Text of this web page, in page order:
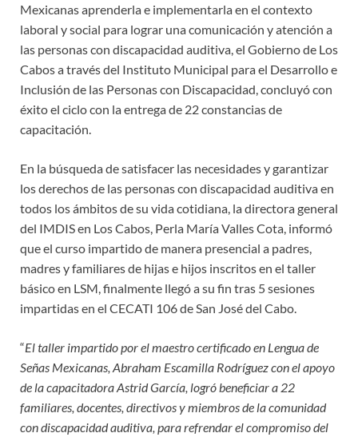
Mexicanas aprenderla e implementarla en el contexto
laboral y social para lograr una comunicación y atención a
las personas con discapacidad auditiva, el Gobierno de Los
Cabos a través del Instituto Municipal para el Desarrollo e
Inclusión de las Personas con Discapacidad, concluyó con
éxito el ciclo con la entrega de 22 constancias de
capacitación.
En la búsqueda de satisfacer las necesidades y garantizar
los derechos de las personas con discapacidad auditiva en
todos los ámbitos de su vida cotidiana, la directora general
del IMDIS en Los Cabos, Perla María Valles Cota, informó
que el curso impartido de manera presencial a padres,
madres y familiares de hijas e hijos inscritos en el taller
básico en LSM, finalmente llegó a su fin tras 5 sesiones
impartidas en el CECATI 106 de San José del Cabo.
“El taller impartido por el maestro certificado en Lengua de
Señas Mexicanas, Abraham Escamilla Rodríguez con el apoyo
de la capacitadora Astrid García, logró beneficiar a 22
familiares, docentes, directivos y miembros de la comunidad
con discapacidad auditiva, para refrendar el compromiso del